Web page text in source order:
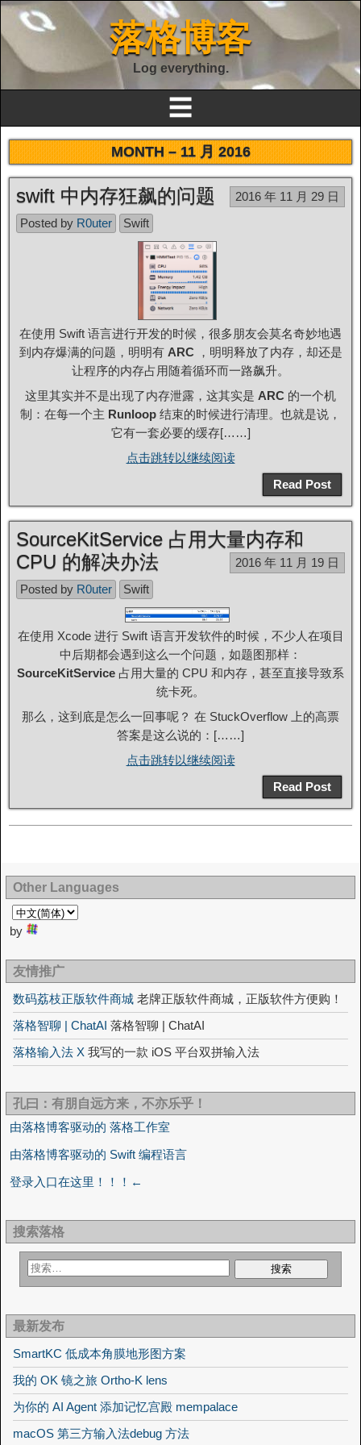
落格博客
Log everything.
☰
MONTH –11 月 2016
swift 中内存狂飙的问题
2016 年 11 月 29 日
Posted by R0uter Swift
在使用 Swift 语言进行开发的时候，很多朋友会莫名奇妙地遇
到内存爆满的问题，明明有 ARC，明明释放了内存，却还是
让程序的内存占用随着循环而一路飙升。
这里其实并不是出现了内存泄露，这其实是 ARC 的一个机
制：在每一个主 Runloop 结束的时候进行清理。也就是说，
它有一套必要的缓存[……]
点击跳转以继续阅读
Read Post
SourceKitService 占用大量内存和
CPU 的解决办法
2016 年 11 月 19 日
Posted by R0uter Swift
在使用 Xcode 进行 Swift 语言开发软件的时候，不少人在项目
中后期都会遇到这么一个问题，如题图那样：
SourceKitService 占用大量的 CPU 和内存，甚至直接导致系
统卡死。
那么，这到底是怎么一回事呢？ 在 StuckOverflow 上的高票
答案是这么说的：[……]
点击跳转以继续阅读
Read Post
Other Languages
by
友情推广
数码荔枝正版软件商城 老牌正版软件商城，正版软件方便购！
落格智聊 | ChatAI 落格智聊 | ChatAI
落格输入法 X 我写的一款 iOS 平台双拼输入法
孔曰：有朋自远方来，不亦乐乎！
由落格博客驱动的 落格工作室
由落格博客驱动的 Swift 编程语言
登录入口在这里！！！←
搜索落格
最新发布
SmartKC 低成本角膜地形图方案
我的 OK 镜之旅 Ortho-K lens
为你的 AI Agent 添加记忆宫殿 mempalace
macOS 第三方输入法debug 方法